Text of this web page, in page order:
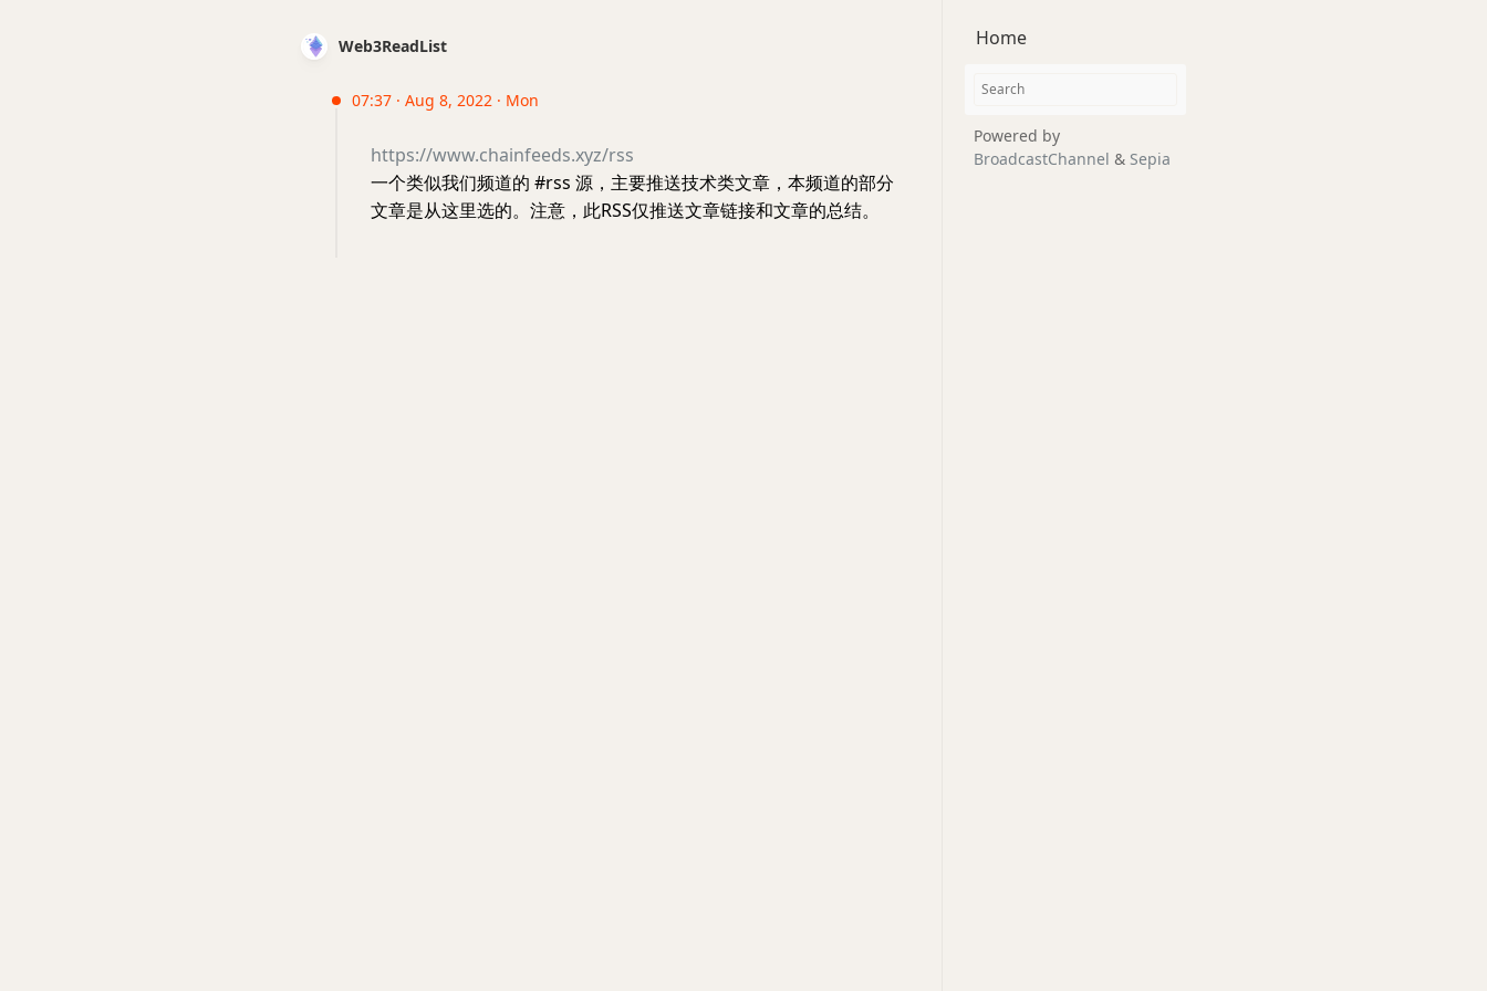
Web3ReadList
07:37 · Aug 8, 2022 · Mon
https://www.chainfeeds.xyz/rss
一个类似我们频道的 #rss 源，主要推送技术类文章，本频道的部分
文章是从这里选的。注意，此RSS仅推送文章链接和文章的总结。
Home
Powered by
BroadcastChannel & Sepia